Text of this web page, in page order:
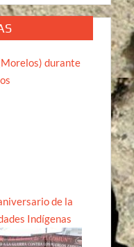
durante
de la
Indígenas